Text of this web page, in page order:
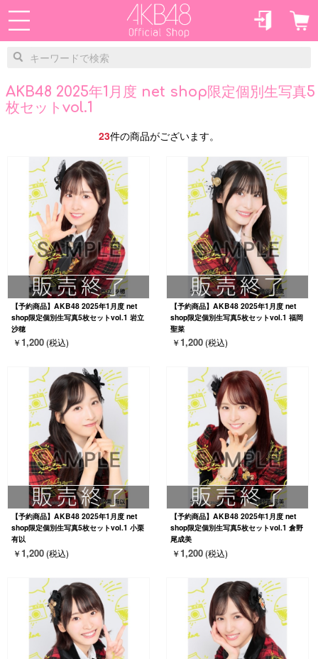
AKB48 2025年1月度 net shop限定個別生写真5
枚セットvol.1
23件の商品がございます。
【予約商品】AKB48 2025年1月度 net
shop限定個別生写真5枚セットvol.1 岩立
沙穂
￥ 1,200(税込)
【予約商品】AKB48 2025年1月度 net
shop限定個別生写真5枚セットvol.1 福岡
聖菜
￥ 1,200(税込)
【予約商品】AKB48 2025年1月度 net
shop限定個別生写真5枚セットvol.1 小栗
有以
￥ 1,200(税込)
【予約商品】AKB48 2025年1月度 net
shop限定個別生写真5枚セットvol.1 倉野
尾成美
￥ 1,200(税込)